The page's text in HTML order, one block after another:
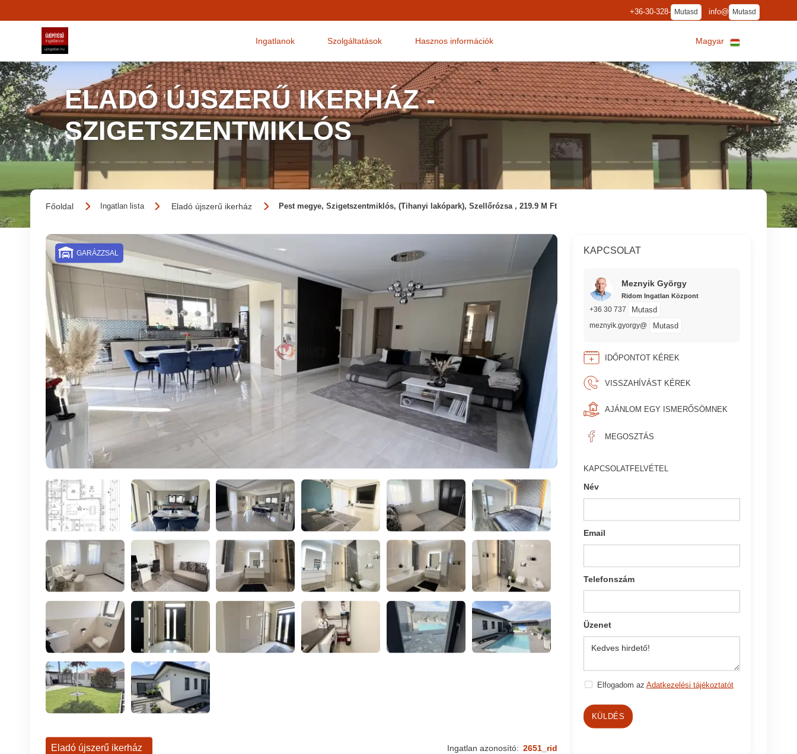
+36-30-328- Mutasd info@ Mutasd
Ingatlanok Szolgáltatások Hasznos információk Magyar
ELADÓ ÚJSZERŰ IKERHÁZ -
SZIGETSZENTMIKLÓS
Főoldal Ingatlan lista Eladó újszerű ikerház Pest megye, Szigetszentmiklós, (Tihanyi lakópark), Szellőrózsa , 219.9 M Ft
GARÁZZSAL KAPCSOLAT
Meznyik György
Ridom Ingatlan Központ
+36 30 737 Mutasd
meznyik.gyorgy@ Mutasd
IDŐPONTOT KÉREK
VISSZAHÍVÁST KÉREK
AJÁNLOM EGY ISMERŐSÖMNEK
MEGOSZTÁS
KAPCSOLATFELVÉTEL
Név
Email
Telefonszám
Üzenet
Elfogadom az Adatkezelési tájékoztatót
KÜLDÉS
Eladó újszerű ikerház Ingatlan azonosító: 2651_rid